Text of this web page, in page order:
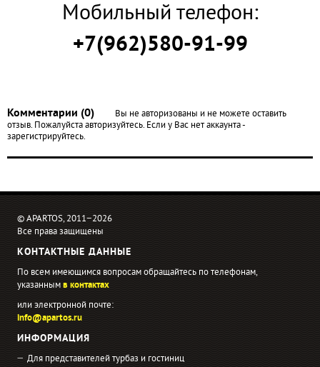
Мобильный телефон:
+7(962)580-91-99
Комментарии (0)
Вы не авторизованы и не можете оставить
отзыв. Пожалуйста авторизуйтесь. Если у Вас нет аккаунта -
зарегистрируйтесь.
© APARTOS, 2011−2026
Все права защищены
КОНТАКТНЫЕ ДАННЫЕ
По всем имеющимся вопросам обращайтесь по телефонам,
указаннымв контактах
или электронной почте:
info@apartos.ru
ИНФОРМАЦИЯ
Для представителей турбаз и гостиниц